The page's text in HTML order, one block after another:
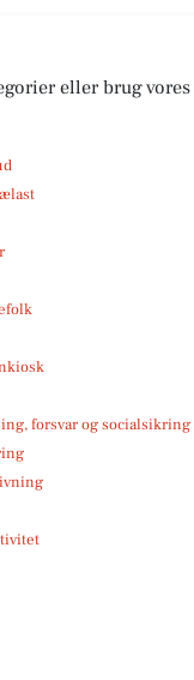
eller brug vores
forsvar og socialsikring